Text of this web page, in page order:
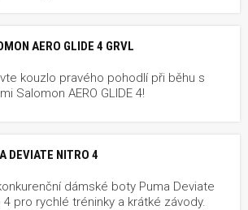
AERO GLIDE 4 GRVL
kouzlo pravého pohodlí při běhu s
Salomon AERO GLIDE 4!
DEVIATE NITRO 4
dámské boty Puma Deviate
4 pro rychlé tréninky a krátké závody.